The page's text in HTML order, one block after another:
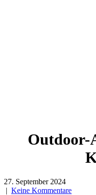
27. September 2024
| Keine Kommentare